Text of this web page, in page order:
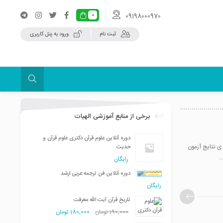
0 09198000970
ثبت نام ورود به پنل کاربری
ی نتایج آزمون
برخی از منابع آموزشی الهیات
دوره آنلاین علوم قرآن دکتری علوم قرآن و
حدیث
رایگان
دوره آنلاین فن ترجمه عربی ارشد
رایگان
تاریخ قرآن آیت الله معرفت
190,000تومان 180,000تومان